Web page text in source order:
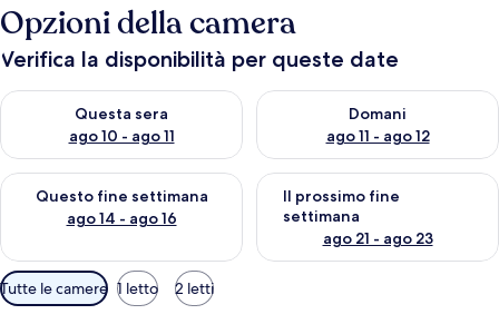
Opzioni della camera
Verifica la disponibilità per queste date
Questa sera
ago 10 - ago 11
Verifica la disponibilità per questa sera, ago 10 - ago 11
Domani
ago 11 - ago 12
Verifica la disponibilità per
Questo fine settimana
ago 14 - ago 16
Verifica la disponibilità per questo fine settimana, ago 14 -
Il prossimo fine
settimana
ago 21 - ago 23
Verifica la disponibilità per il
Filtri
disponibili
Tutte le camere 1 letto 2 letti